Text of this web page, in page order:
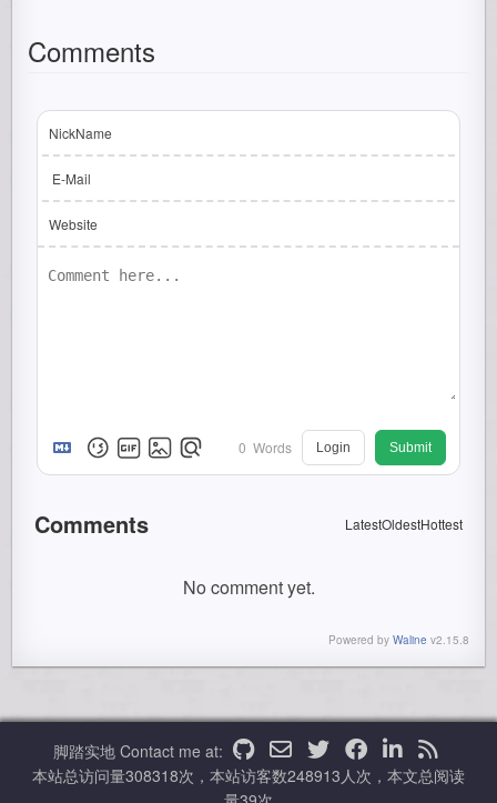
Comments
NickName
E-Mail
Website
0 Words Login Submit
Comments LatestOldestHottest
No comment yet.
Powered by Waline v2.15.8
脚踏实地 Contact me at:
本站总访问量308318次，本站访客数248913人次，本文总阅读